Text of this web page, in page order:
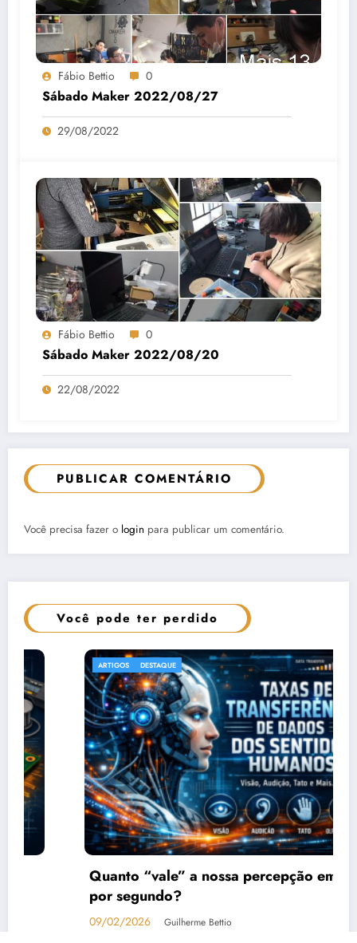
Fábio Bettio 0
Sábado Maker 2022/08/27
29/08/2022
Fábio Bettio 0
Sábado Maker 2022/08/20
22/08/2022
PUBLICAR COMENTÁRIO
Você precisa fazer o login para publicar um comentário.
Você pode ter perdido
DESTAQUE
Quanto “vale” a nossa percepção em bits
por segundo?
09/02/2026 Guilherme Bettio